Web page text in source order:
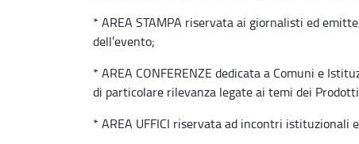
* AREA STAMPA riservata ai giornalisti ed
dell’evento;
* AREA CONFERENZE dedicata a Comuni e
di particolare rilevanza legate ai temi dei
* AREA UFFICI riservata ad incontri istituzionali